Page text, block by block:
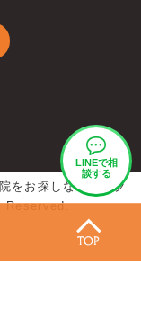
をお探しなら、ヨク
LINEで相
談する